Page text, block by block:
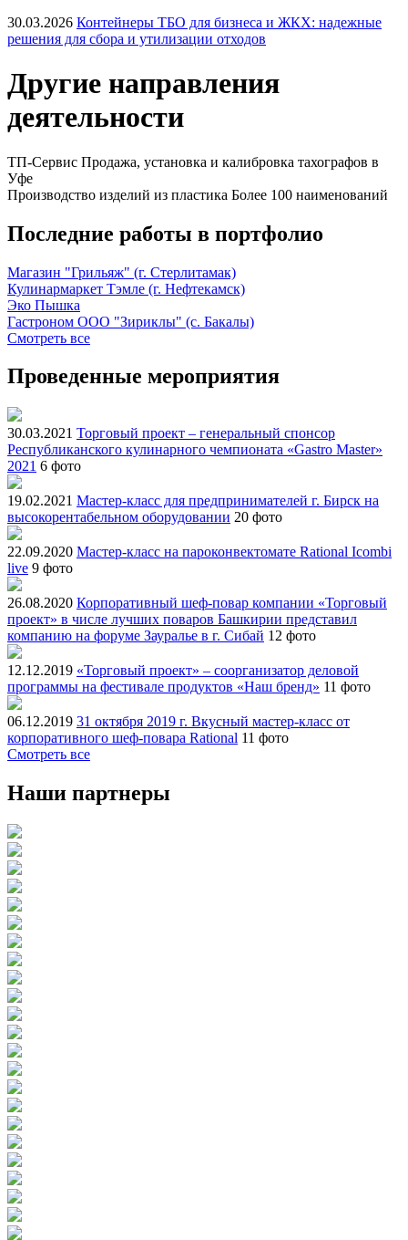
30.03.2026 Контейнеры ТБО для бизнеса и ЖКХ: надежные
решения для сбора и утилизации отходов
Другие направления
деятельности
ТП-Сервис Продажа, установка и калибровка тахографов в
Уфе
Производство изделий из пластика Более 100 наименований
Последние работы в портфолио
Магазин "Грильяж" (г. Стерлитамак)
Кулинармаркет Тэмле (г. Нефтекамск)
Эко Пышка
Гастроном ООО "Зириклы" (с. Бакалы)
Смотреть все
Проведенные мероприятия
30.03.2021 Торговый проект – генеральный спонсор
Республиканского кулинарного чемпионата «Gastro Master»
2021 6 фото
19.02.2021 Мастер-класс для предпринимателей г. Бирск на
высокорентабельном оборудовании 20 фото
22.09.2020 Мастер-класс на пароконвектомате Rational Icombi
live 9 фото
26.08.2020 Корпоративный шеф-повар компании «Торговый
проект» в числе лучших поваров Башкирии представил
компанию на форуме Зауралье в г. Сибай 12 фото
12.12.2019 «Торговый проект» – соорганизатор деловой
программы на фестивале продуктов «Наш бренд» 11 фото
06.12.2019 31 октября 2019 г. Вкусный мастер-класс от
корпоративного шеф-повара Rational 11 фото
Смотреть все
Наши партнеры